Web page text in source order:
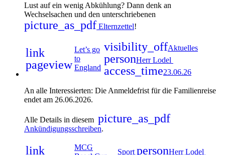
Lust auf ein wenig Abkühlung? Dann denk an
Wechselsachen und den unterschriebenen
picture_as_pdf Elternzettel!
link
pageview
Let’s go
to
England
visibility_offAktuelles
personHerr Lodel
access_time23.06.26
An alle Interessierten: Die Anmeldefrist für die Familienreise
endet am 26.06.2026.
Alle Details in diesem picture_as_pdf
Ankündigungsschreiben.
link
MCG
Sport personHerr Lodel